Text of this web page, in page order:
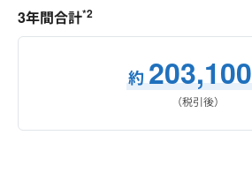
3年間合計*2
約 203,100
（税引後）